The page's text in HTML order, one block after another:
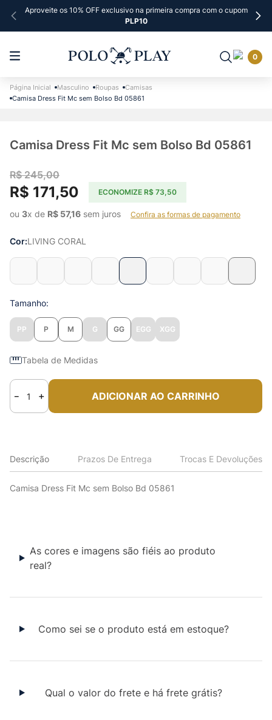
Aproveite os 10% OFF exclusivo na primeira compra com o cupom
PLP10
0
Masculino Roupas
Camisas
Camisa Dress Fit Mc sem Bolso Bd 05861
Camisa Dress Fit Mc sem Bolso Bd 05861
R$ 245,00
R$ 171,50 ECONOMIZE R$ 73,50
ou 3x de R$ 57,16 sem juros Confira as formas de pagamento
Tamanho
PP P M G GG EGG XGG
Cor LIVING CORAL
Tabela de Medidas
＋
－ ADICIONAR AO CARRINHO
Descrição Prazos De Entrega Trocas E Devoluções
Camisa Dress Fit Mc sem Bolso Bd 05861
As cores e imagens são fiéis ao produto
real?
Como sei se o produto está em estoque?
Qual o valor do frete e há frete grátis?